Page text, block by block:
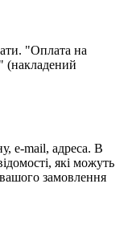
"Оплата на
(накладений
e-mail, адреса. В
які можуть
замовлення